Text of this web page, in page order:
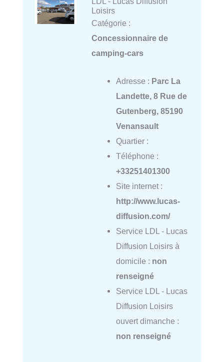
Loisirs
Catégorie :
Concessionnaire de
camping-cars
Adresse : Parc La
Landette, 8 Rue de
Gutenberg, 85190
Venansault
Quartier :
Téléphone :
+33251401300
Site internet :
http://www.lucas-
diffusion.com/
Service LDL - Lucas
Diffusion Loisirs à
domicile : non
renseigné
Service LDL - Lucas
Diffusion Loisirs
ouvert dimanche :
non renseigné